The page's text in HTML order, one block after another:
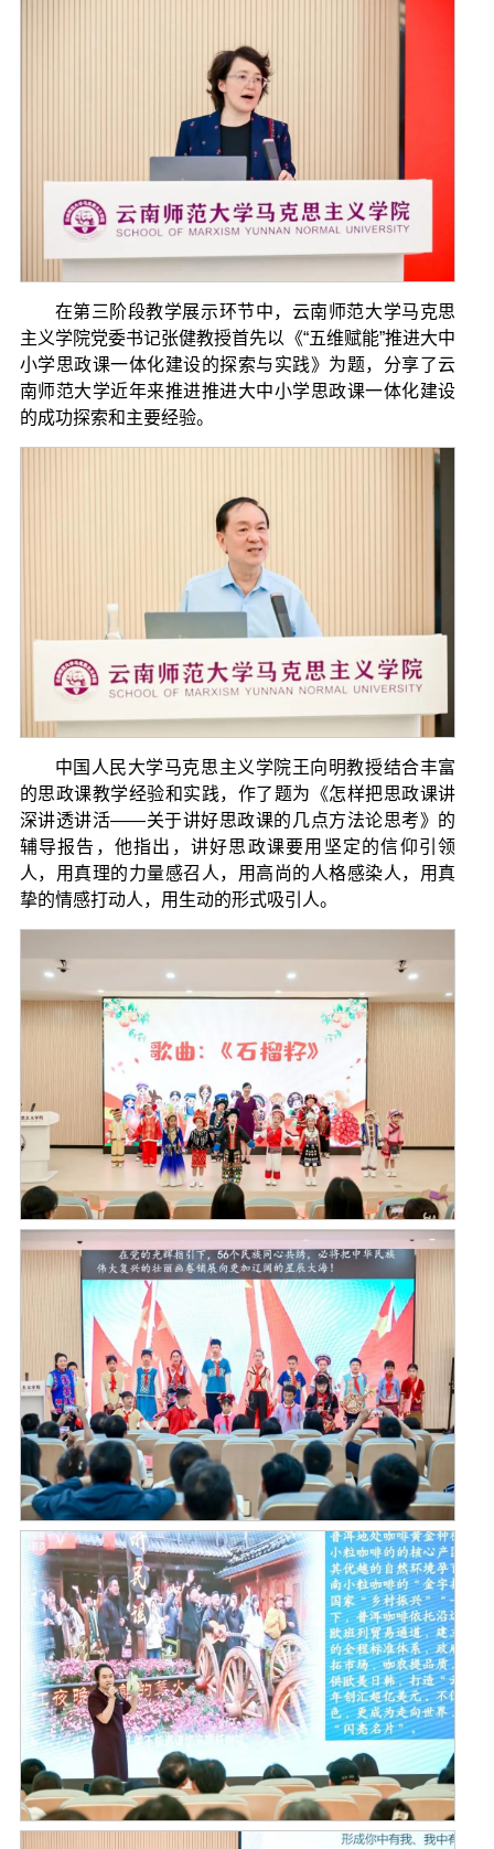
在第三阶段教学展示环节中，云南师范大学马克思
主义学院党委书记张健教授首先以《“五维赋能”推进大中
小学思政课一体化建设的探索与实践》为题，分享了云
南师范大学近年来推进推进大中小学思政课一体化建设
的成功探索和主要经验。
中国人民大学马克思主义学院王向明教授结合丰富
的思政课教学经验和实践，作了题为《怎样把思政课讲
深讲透讲活——关于讲好思政课的几点方法论思考》的
辅导报告，他指出，讲好思政课要用坚定的信仰引领
人，用真理的力量感召人，用高尚的人格感染人，用真
挚的情感打动人，用生动的形式吸引人。